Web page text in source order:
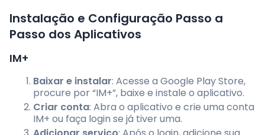
Instalação e Configuração Passo a
Passo dos Aplicativos
IM+
Baixar e instalar: Acesse a Google Play Store,
procure por “IM+”, baixe e instale o aplicativo.
Criar conta: Abra o aplicativo e crie uma conta
IM+ ou faça login se já tiver uma.